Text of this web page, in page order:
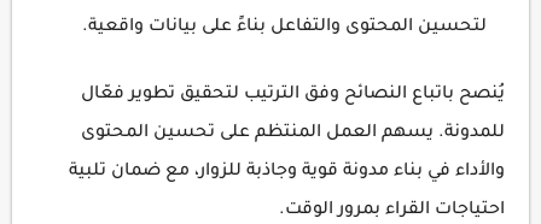
لتحسين المحتوى والتفاعل بناءً على بيانات واقعية.
يُنصح باتباع النصائح وفق الترتيب لتحقيق تطوير فعّال
للمدونة. يسهم العمل المنتظم على تحسين المحتوى
والأداء في بناء مدونة قوية وجاذبة للزوار، مع ضمان تلبية
احتياجات القراء بمرور الوقت.